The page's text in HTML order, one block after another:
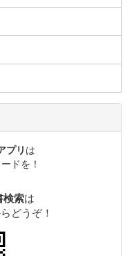
プリは
ドを！
検索は
どうぞ！